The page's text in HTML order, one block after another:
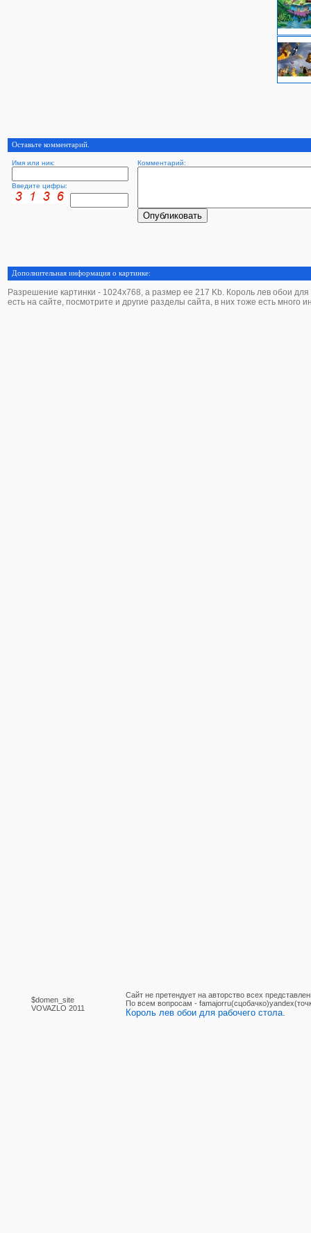
Оставьте комментарий.
Имя или ник: Комментарий:
Введите цифры:
Дополнительная информация о картинке:
Разрешение картинки - 1024х768, а размер ее 217 Kb. Король лев обои для
есть на сайте, посмотрите и другие разделы сайта, в них тоже есть много
$domen_site
VOVAZLO 2011
Сайт не претендует на авторство всех
По вcем вопросам -
Король лев обои для рабочего стола.